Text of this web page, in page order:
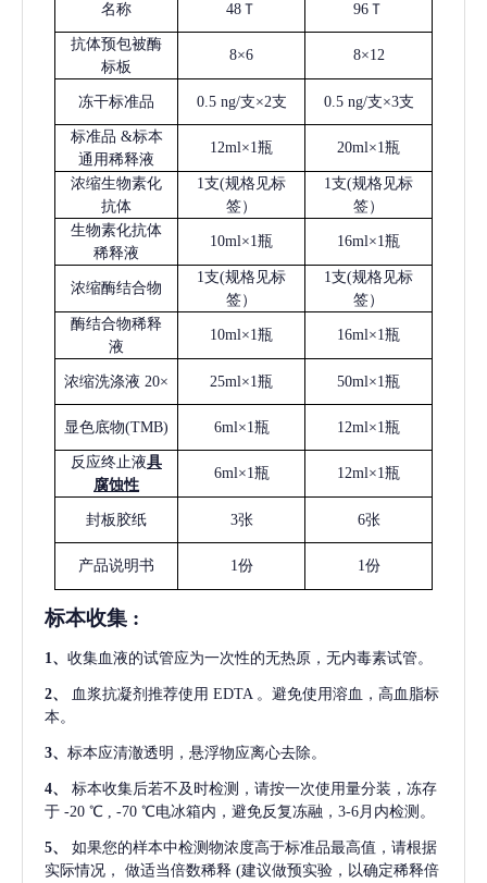
名称 48Ｔ 96Ｔ
抗体预包被酶
标板
8×6 8×12
冻干标准品 0.5 ng/支×2支 0.5 ng/支×3支
标准品 &标本
通用稀释液
12ml×1瓶 20ml×1瓶
浓缩生物素化
抗体
1支(规格见标
签）
1支(规格见标
签）
生物素化抗体
稀释液
10ml×1瓶 16ml×1瓶
浓缩酶结合物
1支(规格见标
签）
1支(规格见标
签）
酶结合物稀释
液
10ml×1瓶 16ml×1瓶
浓缩洗涤液 20× 25ml×1瓶 50ml×1瓶
显色底物(TMB) 6ml×1瓶 12ml×1瓶
反应终止液具
腐蚀性
6ml×1瓶 12ml×1瓶
封板胶纸 3张 6张
产品说明书 1份 1份
标本收集 :
1、 收集血液的试管应为一次性的无热原，无内毒素试管。
2、 血浆抗凝剂推荐使用 EDTA 。避免使用溶血，高血脂标
本。
3、 标本应清澈透明，悬浮物应离心去除。
4、
标本收集后若不及时检测，请按一次使用量分装，冻存
于 -20 ℃ , -70 ℃电冰箱内，避免反复冻融，3-6月内检测。
5、
如果您的样本中检测物浓度高于标准品最高值，请根据
实际情况，
做适当倍数稀释 (建议做预实验，以确定稀释倍